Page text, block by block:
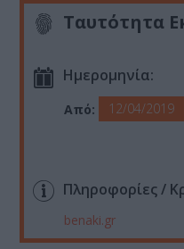
Ταυτότητα
Ημερομηνία:
Από: 12/04/2019
Πληροφορίες /
benaki.gr